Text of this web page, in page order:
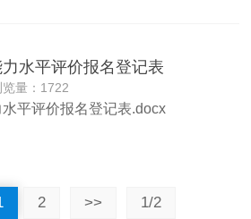
水平评价报名登记表
量：1722
平评价报名登记表.docx
2 >> 1/2